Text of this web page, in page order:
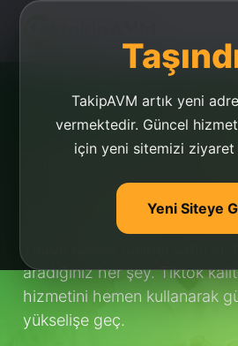
TakipAVM artık yeni
vermektedir. Güncel
için yeni sitemizi
Yeni Siteye
Tiktok Kaliteli
aradığınız her şey. Tiktok
hizmetini hemen kullanarak
yükselişe geç.